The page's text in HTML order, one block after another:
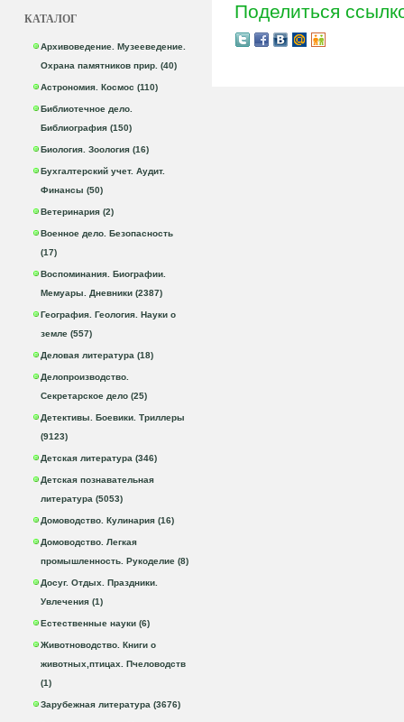
КАТАЛОГ
Архивоведение. Музееведение.
Охрана памятников прир. (40)
Астрономия. Космос (110)
Библиотечное дело.
Библиография (150)
Биология. Зоология (16)
Бухгалтерский учет. Аудит.
Финансы (50)
Ветеринария (2)
Военное дело. Безопасность
(17)
Воспоминания. Биографии.
Мемуары. Дневники (2387)
География. Геология. Науки о
земле (557)
Деловая литература (18)
Делопроизводство.
Секретарское дело (25)
Детективы. Боевики. Триллеры
(9123)
Детская литература (346)
Детская познавательная
литература (5053)
Домоводство. Кулинария (16)
Домоводство. Легкая
промышленность. Рукоделие (8)
Досуг. Отдых. Праздники.
Увлечения (1)
Естественные науки (6)
Животноводство. Книги о
животных,птицах. Пчеловодств
(1)
Зарубежная литература (3676)
Поделиться